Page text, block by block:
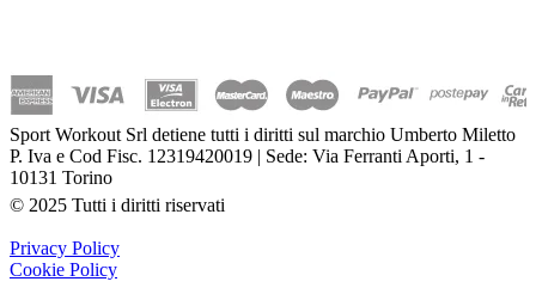
Sport Workout Srl detiene tutti i diritti sul marchio Umberto Miletto
P. Iva e Cod Fisc. 12319420019 | Sede: Via Ferranti Aporti, 1 -
10131 Torino
© 2025 Tutti i diritti riservati
Privacy Policy
Cookie Policy